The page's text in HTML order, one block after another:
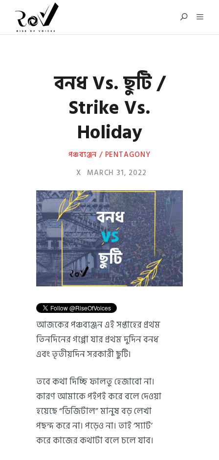
বনধ Vs. ছুটি /
Strike Vs.
Holiday
পঞ্চব্যঞ্জন / PENTAGONY
X MARCH 31, 2022
আজকের পঞ্চব্যঞ্জন এই সপ্তাহের প্রথম
তিনদিনের গপ্পো যার প্রথম দুদিন বনধ
এবং তৃতীয়দিন সরকারী ছুটি।
তবে কথা দিচ্ছি ফালতু হেজাবো না।
কারণ আমাকে পইপই করে বলে দেওয়া
হয়েছে “ডিজিটাল” মানুষ বড় লেখা
পছন্দ করে না। পড়েও না। তাই ‘স্যাট’
করে কাজের কথাটা বলে চলে যাব।